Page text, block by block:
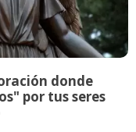
donde
por tus seres